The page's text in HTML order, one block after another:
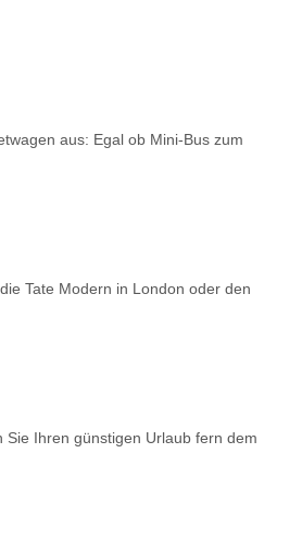
aus: Egal ob Mini-Bus zum
Tate Modern in London oder den
Ihren günstigen Urlaub fern dem